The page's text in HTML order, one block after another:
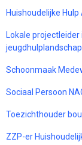
Huishoudelijke
Lokale
Schoonmaak
Sociaal Persoon
Toezichthouder
ZZP-er